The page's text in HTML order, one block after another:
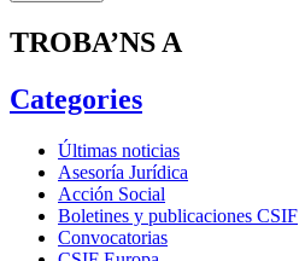
TROBA’NS A
Categories
Últimas noticias
Asesoría Jurídica
Acción Social
Boletines y publicaciones CSIF
Convocatorias